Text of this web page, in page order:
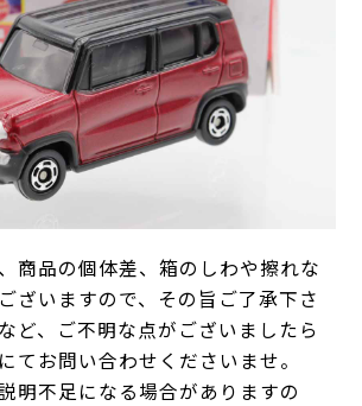
商品の個体差、箱のしわや擦れな
ざいますので、その旨ご了承下さ
ど、ご不明な点がございましたら
てお問い合わせくださいませ。
明不足になる場合がありますの